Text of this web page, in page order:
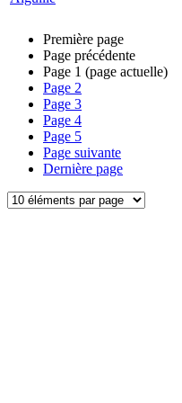
Première page
Page précédente
Page 1 (page actuelle)
Page 2
Page 3
Page 4
Page 5
Page suivante
Dernière page